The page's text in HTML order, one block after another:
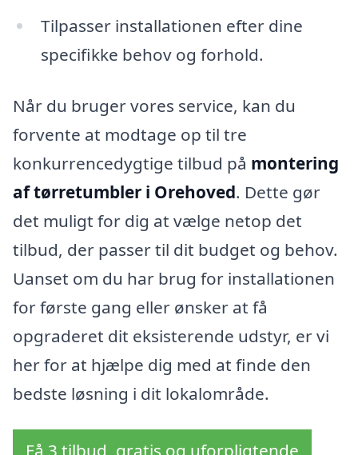
Tilpasser installationen efter dine
specifikke behov og forhold.
Når du bruger vores service, kan du
forvente at modtage op til tre
konkurrencedygtige tilbud på montering
af tørretumbler i Orehoved. Dette gør
det muligt for dig at vælge netop det
tilbud, der passer til dit budget og behov.
Uanset om du har brug for installationen
for første gang eller ønsker at få
opgraderet dit eksisterende udstyr, er vi
her for at hjælpe dig med at finde den
bedste løsning i dit lokalområde.
Få 3 tilbud, gratis og uforpligtende